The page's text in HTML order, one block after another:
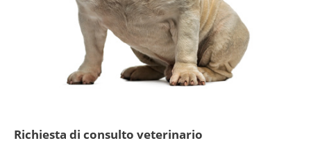
Richiesta di consulto veterinario